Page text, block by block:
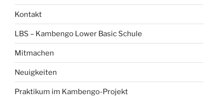
Kontakt
LBS – Kambengo Lower Basic Schule
Mitmachen
Neuigkeiten
Praktikum im Kambengo-Projekt